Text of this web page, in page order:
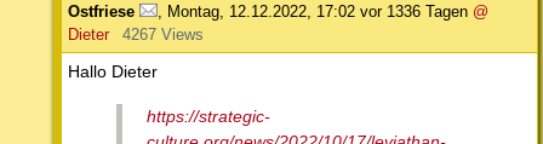
Ostfriese Montag, 12.12.2022, 17:02 vor 1336 Tagen @
Dieter
4267 Views
Hallo Dieter
https://strategic-